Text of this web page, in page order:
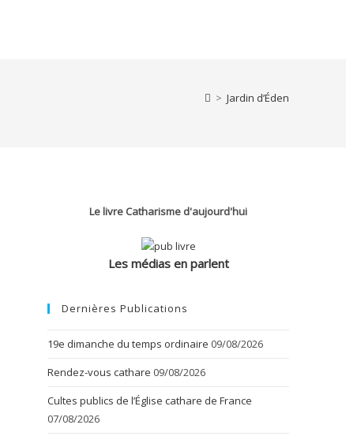
> Jardin d’Éden
Le livre Catharisme d'aujourd'hui
Les médias en parlent
Dernières Publications
19e dimanche du temps ordinaire 09/08/2026
Rendez-vous cathare 09/08/2026
Cultes publics de l’Église cathare de France
07/08/2026